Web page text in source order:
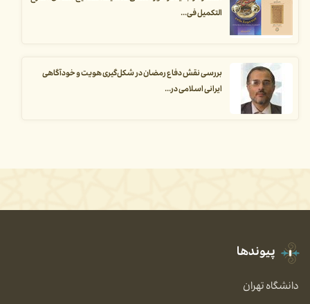
التکمیل فی...
بررسی نقش دفاع رمضان در شکل‌گیری هویت و خودآگاهی
ایرانی اسلامی در...
پیوندها
دانشگاه تهران